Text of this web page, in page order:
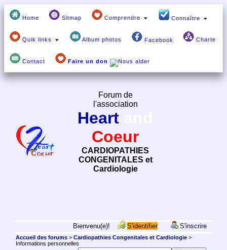
Home Sitmap Comprendre Connaître
Quik links Album photos Facebook Charte
Contact Faire un don
Forum de
l'association
Heart
Coeur
CARDIOPATHIES
CONGENITALES et
Cardiologie
Bienvenu(e)! S'identifier S'inscrire
Accueil des forums> Cardiopathies Congenitales et Cardiologie>
Informations personnelles